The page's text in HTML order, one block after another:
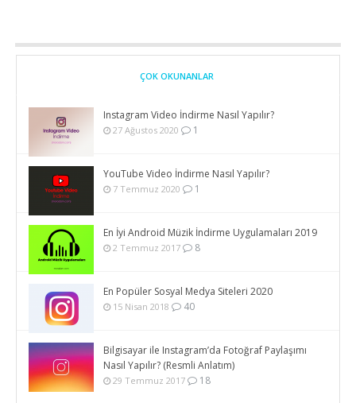
ÇOK OKUNANLAR
Instagram Video İndirme Nasıl Yapılır?
27 Ağustos 2020 1
YouTube Video İndirme Nasıl Yapılır?
7 Temmuz 2020 1
En İyi Android Müzik İndirme Uygulamaları 2019
2 Temmuz 2017 8
En Popüler Sosyal Medya Siteleri 2020
15 Nisan 2018 40
Bilgisayar ile Instagram’da Fotoğraf Paylaşımı
Nasıl Yapılır? (Resmli Anlatım)
29 Temmuz 2017 18